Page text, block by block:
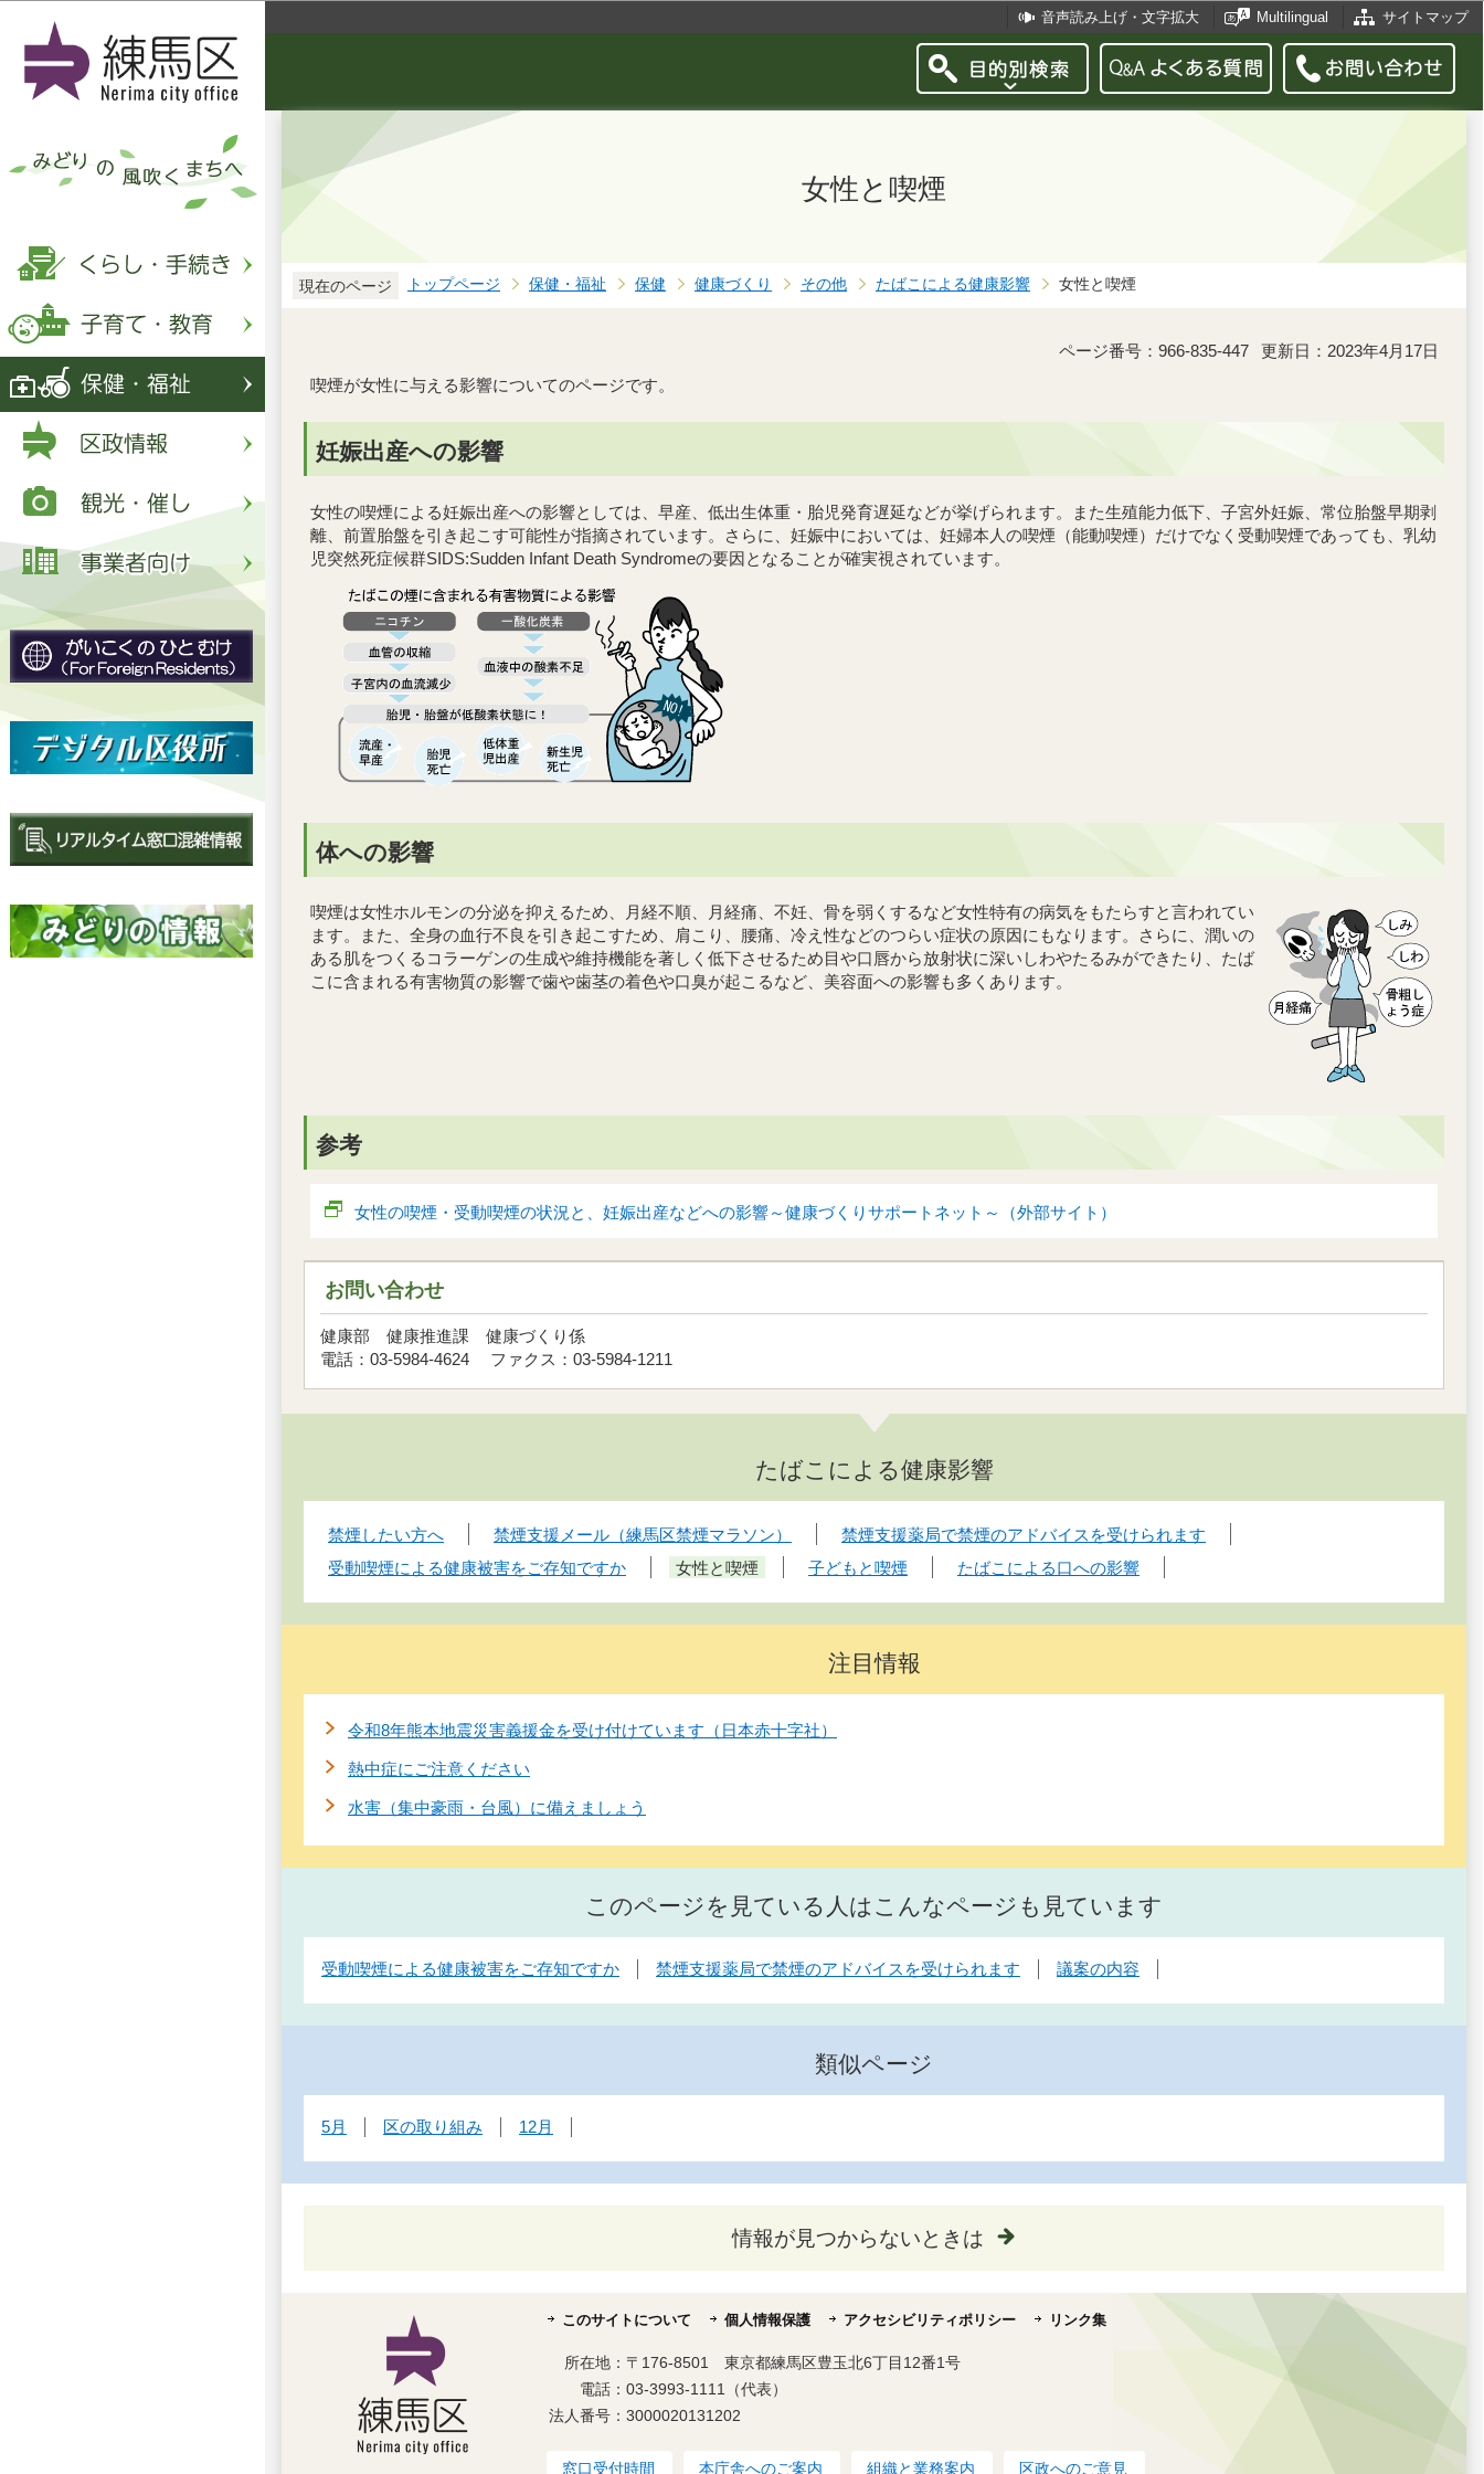
音声読み上げ・文字拡大 Multilingual サイトマップ
女性と喫煙
現在のページ トップページ 保健・福祉 保健 健康づくり その他 たばこによる健康影響 女性と喫煙
ページ番号：966-835-447
更新日：2023年4月17日
喫煙が女性に与える影響についてのページです。
妊娠出産への影響
女性の喫煙による妊娠出産への影響としては、早産、低出生体重・胎児発育遅延などが挙げられます。また生殖能力低下、子宮外妊娠、常位胎盤早期剥
離、前置胎盤を引き起こす可能性が指摘されています。さらに、妊娠中においては、妊婦本人の喫煙（能動喫煙）だけでなく受動喫煙であっても、乳幼
児突然死症候群SIDS:Sudden Infant Death Syndromeの要因となることが確実視されています。
体への影響
喫煙は女性ホルモンの分泌を抑えるため、月経不順、月経痛、不妊、骨を弱くするなど女性特有の病気をもたらすと言われてい
ます。また、全身の血行不良を引き起こすため、肩こり、腰痛、冷え性などのつらい症状の原因にもなります。さらに、潤いの
ある肌をつくるコラーゲンの生成や維持機能を著しく低下させるため目や口唇から放射状に深いしわやたるみができたり、たば
こに含まれる有害物質の影響で歯や歯茎の着色や口臭が起こるなど、美容面への影響も多くあります。
参考
女性の喫煙・受動喫煙の状況と、妊娠出産などへの影響～健康づくりサポートネット～（外部サイト）
お問い合わせ
健康部 健康推進課 健康づくり係
電話：03-5984-4624 ファクス：03-5984-1211
たばこによる健康影響
禁煙したい方へ 禁煙支援メール（練馬区禁煙マラソン）
禁煙支援薬局で禁煙のアドバイスを受けられます
受動喫煙による健康被害をご存知ですか
女性と喫煙 子どもと喫煙 たばこによる口への影響
注目情報
令和8年熊本地震災害義援金を受け付けています（日本赤十字社）
熱中症にご注意ください
水害（集中豪雨・台風）に備えましょう
このページを見ている人はこんなページも見ています
受動喫煙による健康被害をご存知ですか 禁煙支援薬局で禁煙のアドバイスを受けられます 議案の内容
類似ページ
5月 区の取り組み 12月
情報が見つからないときは
このサイトについて 個人情報保護 アクセシビリティポリシー リンク集
所在地： 〒176-8501 東京都練馬区豊玉北6丁目12番1号
電話： 03-3993-1111（代表）
法人番号： 3000020131202
窓口受付時間 本庁舎へのご案内 組織と業務案内 区政へのご意見